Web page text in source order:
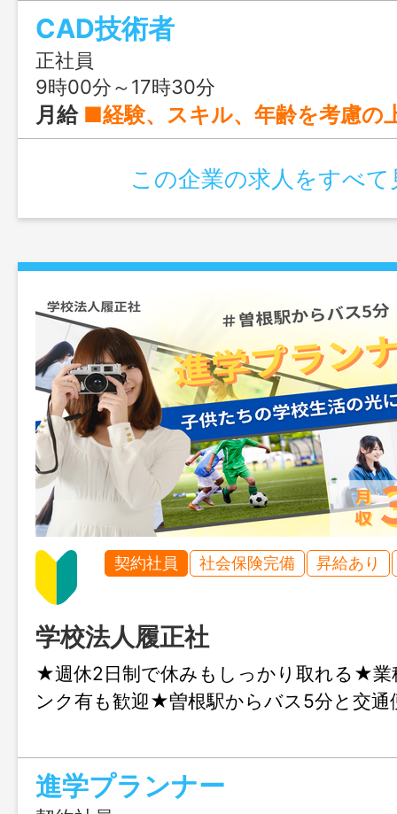
CAD技術者
正社員
9時00分～17時30分
月給 ■経験、スキル、年齢を考慮の上、同
この企業の求人をすべて
契約社員 社会保険完備 昇給あり
学校法人履正社
★週休2日制で休みもしっかり取れる★業
ンク有も歓迎★曽根駅からバス5分と交
進学プランナー